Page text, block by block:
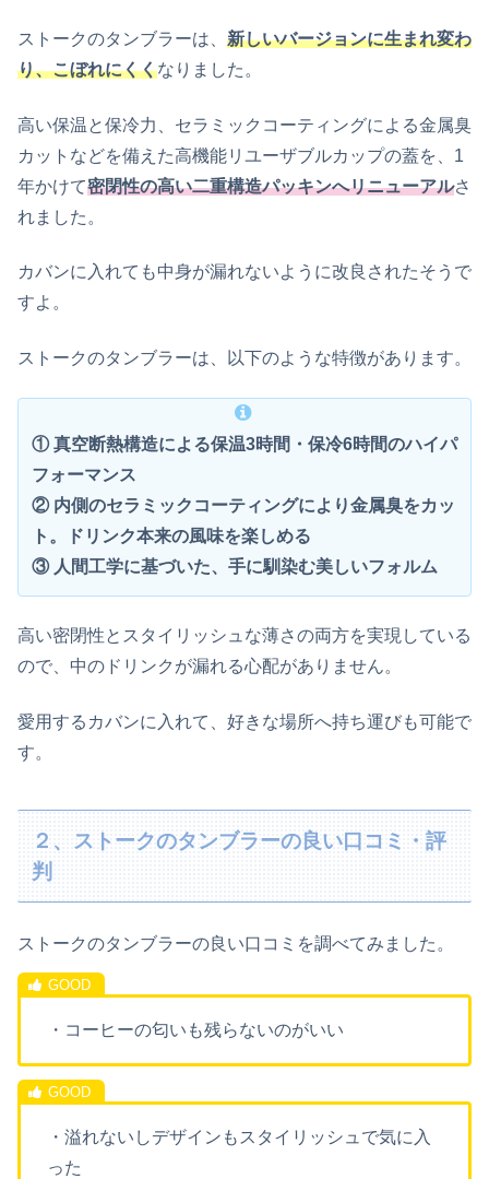
ストークのタンブラーは、 新しいバージョンに生まれ変わ
り、こぼれにくくなりました。
高い保温と保冷力、セラミックコーティングによる金属臭
カットなどを備えた高機能リユーザブルカップの蓋を、1
年かけて密閉性の高い二重構造パッキンへリニューアルさ
れました。
カバンに入れても中身が漏れないように改良されたそうで
すよ。
ストークのタンブラーは、以下のような特徴があります。
① 真空断熱構造による保温3時間・保冷6時間のハイパ
フォーマンス
② 内側のセラミックコーティングにより金属臭をカッ
ト。ドリンク本来の風味を楽しめる
③ 人間工学に基づいた、手に馴染む美しいフォルム
高い密閉性とスタイリッシュな薄さの両方を実現している
ので、中のドリンクが漏れる心配がありません。
愛用するカバンに入れて、好きな場所へ持ち運びも可能で
す。
２、ストークのタンブラーの良い口コミ・評
判
ストークのタンブラーの良い口コミを調べてみました。
・コーヒーの匂いも残らないのがいい
・溢れないしデザインもスタイリッシュで気に入
った